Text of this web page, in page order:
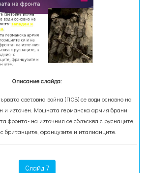
Описание слайда:
световна война (ПСВ) се води основно на
и източен. Мощната германска армия брани
фронта- на източния се сблъсква с руснаците,
британците, французите и италианците.
Слайд 7